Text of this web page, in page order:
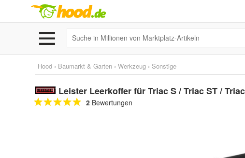
Hood › Baumarkt & Garten › Werkzeug › Sonstige
Leister Leerkoffer für Triac S / Triac ST /
2 Bewertungen